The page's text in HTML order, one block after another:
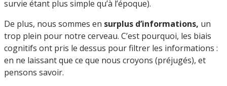
survie étant plus simple qu’à l’époque).
De plus, nous sommes en surplus d’informations, un
trop plein pour notre cerveau. C’est pourquoi, les biais
cognitifs ont pris le dessus pour filtrer les informations :
en ne laissant que ce que nous croyons (préjugés), et
pensons savoir.